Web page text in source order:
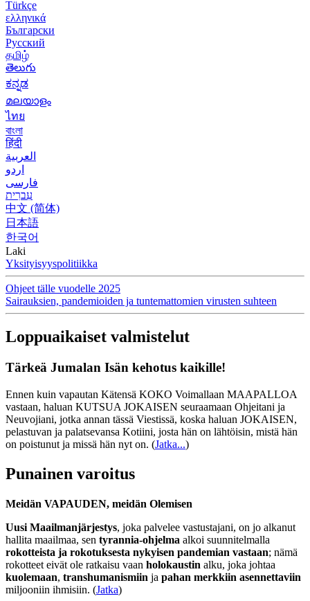
Türkçe
ελληνικά
Български
Русский
தமிழ்
తెలుగు
ಕನ್ನಡ
മലയാളം
ไทย
বাংলা
हिंदी
العربية
اردو
فارسی
עִברִית
中文 (简体)
日本語
한국어
Laki
Yksityisyyspolitiikka
Ohjeet tälle vuodelle 2025
Sairauksien, pandemioiden ja tuntemattomien virusten suhteen
Loppuaikaiset valmistelut
Tärkeä Jumalan Isän kehotus kaikille!
Ennen kuin vapautan Kätensä KOKO Voimallaan MAAPALLOA
vastaan, haluan KUTSUA JOKAISEN seuraamaan Ohjeitani ja
Neuvojiani, jotka annan tässä Viestissä, koska haluan JOKAISEN,
pelastuvan ja palatsevansa Kotiini, josta hän on lähtöisin, mistä hän
on poistunut ja missä hän nyt on. (Jatka...)
Punainen varoitus
Meidän VAPAUDEN, meidän Olemisen
Uusi Maailmanjärjestys, joka palvelee vastustajani, on jo alkanut
hallita maailmaa, sen tyrannia-ohjelma alkoi suunnitelmalla
rokotteista ja rokotuksesta nykyisen pandemian vastaan; nämä
rokotteet eivät ole ratkaisu vaan holokaustin alku, joka johtaa
kuolemaan, transhumanismiin ja pahan merkkiin asennettaviin
miljooniin ihmisiin. (Jatka)